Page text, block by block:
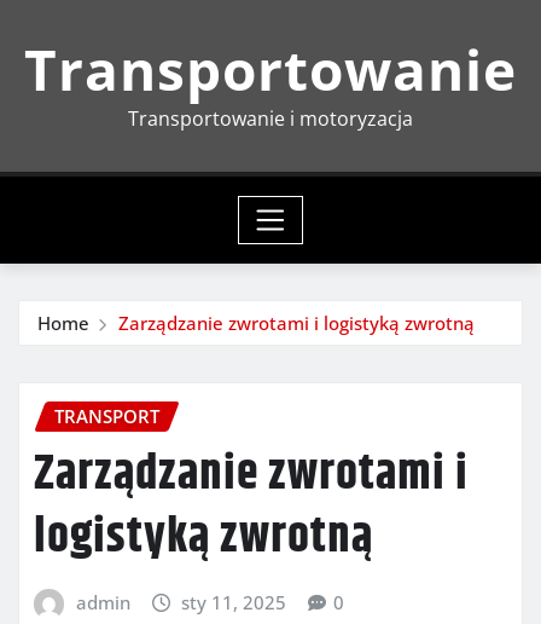
Transportowanie
Transportowanie i motoryzacja
Home Zarządzanie zwrotami i logistyką zwrotną
TRANSPORT
Zarządzanie zwrotami i
logistyką zwrotną
admin sty 11, 2025 0